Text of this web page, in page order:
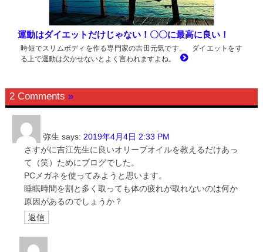
運動はダイエットだけじゃない！〇〇に最高に良い！
時短でスリムボディを作る専門家の吉田元気です。 ダイエットをす
る上で運動は欠かせないとよく言われますよね。
2 Comments »
弥生 says: 2019年4月4日 2:33 PM
さすがに吉江先生に良いオリーブオイルを教えるだけあっ
て（笑）ためにブログでした。
PCメガネを使ってみようと思います。
睡眠時間を割と多く取っても体の疲れが取れないのは何か
原因があるのでしょうか？
返信